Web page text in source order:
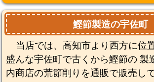
鰹節製造の宇佐町
当店では、高知市より西方に位
盛んな宇佐町で古くから鰹節の 製
内商店の荒節削りを通販で販売し